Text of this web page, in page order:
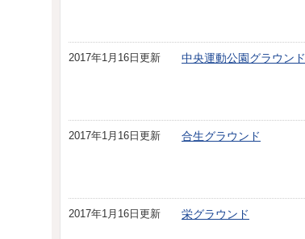
2017年1月16日更新 中央運動公園グラウンド
2017年1月16日更新 合生グラウンド
2017年1月16日更新 栄グラウンド